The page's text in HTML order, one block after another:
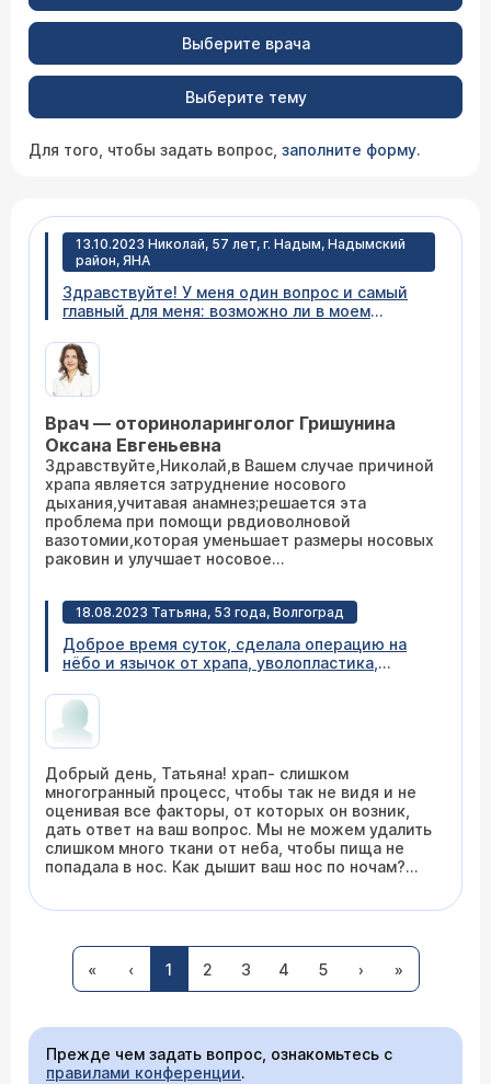
Выберите врача
Выберите тему
Для того, чтобы задать вопрос, заполните форму.
13.10.2023 Николай, 57 лет, г. Надым, Надымский
район, ЯНА
Здравствуйте! У меня один вопрос и самый
главный для меня: возможно ли в моем
лет....все так надоело, не высыпаюсь, каждые
два часа ночью встаю в туалет, с возрастом
храп усиливается, храплю как старый
неприятно.
Врач — оториноларинголог Гришунина
Оксана Евгеньевна
Здравствуйте,Николай,в Вашем случае причиной
храпа является затруднение носового
дыхания,учитавая анамнез;решается эта
проблема при помощи рвдиоволновой
вазотомии,которая уменьшает размеры носовых
раковин и улучшает носовое
18.08.2023 Татьяна, 53 года, Волгоград
Доброе время суток, сделала операцию на
нёбо и язычок от храпа, уволопластика,
подскажите пожалуйста через какое время
полностью исчезнет храп
Добрый день, Татьяна! храп- слишком
многогранный процесс, чтобы так не видя и не
оценивая все факторы, от которых он возник,
дать ответ на ваш вопрос. Мы не можем удалить
слишком много ткани от неба, чтобы пища не
попадала в нос. Как дышит ваш нос по ночам?
способами, в том числе и радиоволновым.
тяжелая)? При тяжелой нужно дыхание через
маску. каков ваш индекс массы тела? Для
успешного лечения он должен быть до 27-29,
случае, спите с приподнятым головным концом
кровати или на высоких подушках, не ешьте за 3
Можно ли провести увулотомию в день
обращения без госпитализации? (храп без
апноэ).
« ‹ 1 2 3 4 5 › »
Прежде чем задать вопрос, ознакомьтесь с
правилами конференции.